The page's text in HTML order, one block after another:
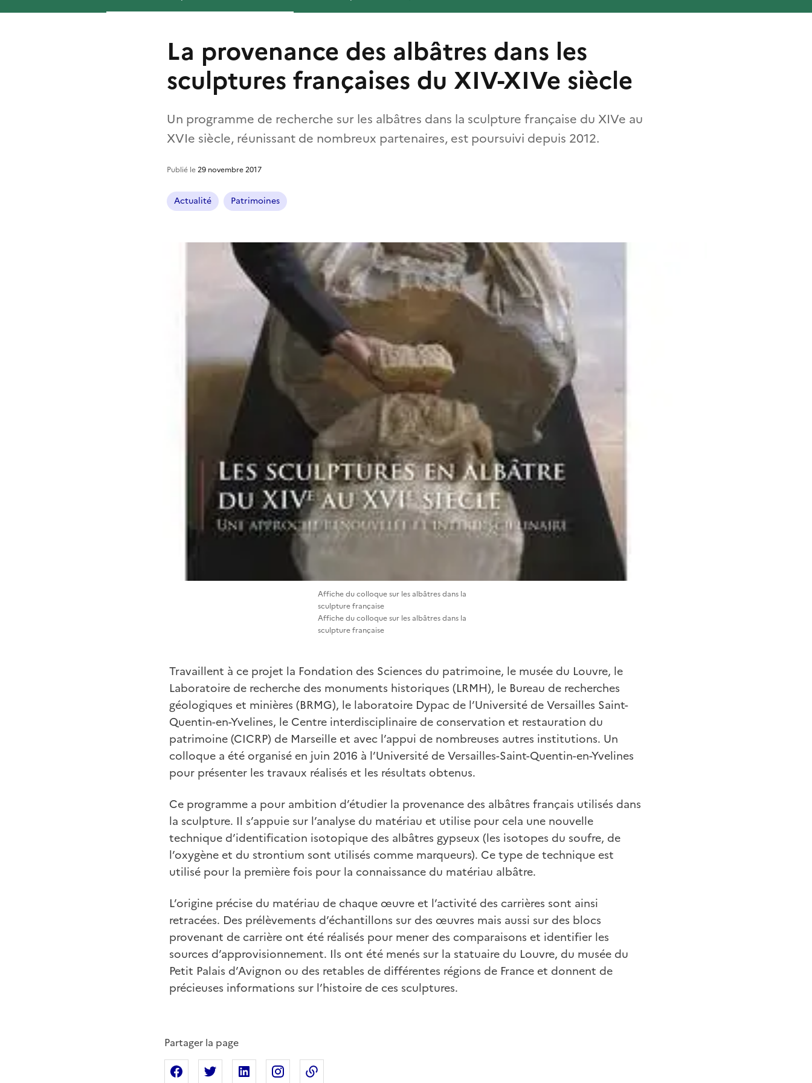
La provenance des albâtres dans les
sculptures françaises du XIV-XIVe siècle
Un programme de recherche sur les albâtres dans la sculpture française du XIVe au
XVIe siècle, réunissant de nombreux partenaires, est poursuivi depuis 2012.
Publié le29 novembre 2017
Actualité Patrimoines
Affiche du colloque sur les albâtres dans la
sculpture française
Affiche du colloque sur les albâtres dans la
sculpture française
Travaillent à ce projet la Fondation des Sciences du patrimoine, le musée du Louvre, le
Laboratoire de recherche des monuments historiques (LRMH), le Bureau de recherches
géologiques et minières (BRMG), le laboratoire Dypac de l’Université de Versailles Saint-
Quentin-en-Yvelines, le Centre interdisciplinaire de conservation et restauration du
patrimoine (CICRP) de Marseille et avec l’appui de nombreuses autres institutions. Un
colloque a été organisé en juin 2016 à l’Université de Versailles-Saint-Quentin-en-Yvelines
pour présenter les travaux réalisés et les résultats obtenus.
Ce programme a pour ambition d’étudier la provenance des albâtres français utilisés dans
la sculpture. Il s’appuie sur l’analyse du matériau et utilise pour cela une nouvelle
technique d’identification isotopique des albâtres gypseux (les isotopes du soufre, de
l’oxygène et du strontium sont utilisés comme marqueurs). Ce type de technique est
utilisé pour la première fois pour la connaissance du matériau albâtre.
L’origine précise du matériau de chaque œuvre et l’activité des carrières sont ainsi
retracées. Des prélèvements d’échantillons sur des œuvres mais aussi sur des blocs
provenant de carrière ont été réalisés pour mener des comparaisons et identifier les
sources d’approvisionnement. Ils ont été menés sur la statuaire du Louvre, du musée du
Petit Palais d’Avignon ou des retables de différentes régions de France et donnent de
précieuses informations sur l’histoire de ces sculptures.
Partager la page
Partager sur Facebook
Partager sur XPartager sur Linkedin
Partager sur Instagram